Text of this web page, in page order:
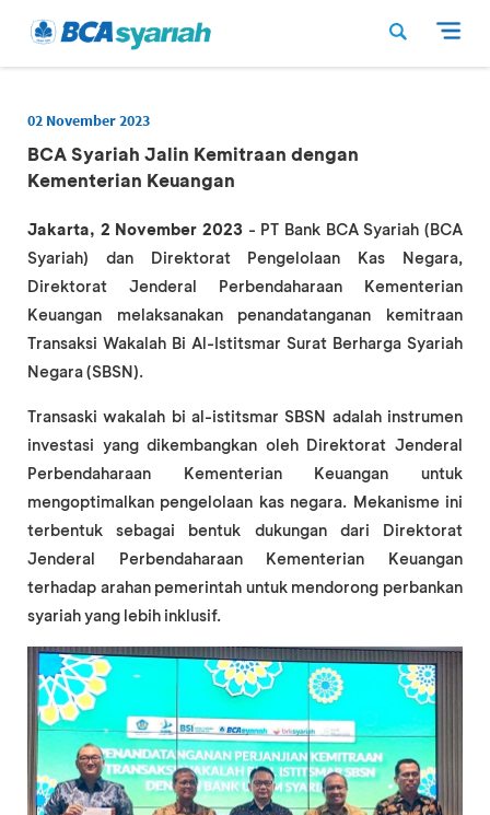
02 November 2023
BCA Syariah Jalin Kemitraan dengan
Kementerian Keuangan
Jakarta, 2 November 2023 - PT Bank BCA Syariah (BCA
Syariah) dan Direktorat Pengelolaan Kas Negara,
Direktorat Jenderal Perbendaharaan Kementerian
Keuangan melaksanakan penandatanganan kemitraan
Transaksi Wakalah Bi Al-Istitsmar Surat Berharga Syariah
Negara (SBSN).
Transaski wakalah bi al-istitsmar SBSN adalah instrumen
investasi yang dikembangkan oleh Direktorat Jenderal
Perbendaharaan Kementerian Keuangan untuk
mengoptimalkan pengelolaan kas negara. Mekanisme ini
terbentuk sebagai bentuk dukungan dari Direktorat
Jenderal Perbendaharaan Kementerian Keuangan
terhadap arahan pemerintah untuk mendorong perbankan
syariah yang lebih inklusif.